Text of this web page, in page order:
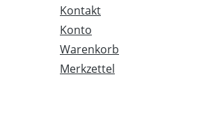
Kontakt
Konto
Warenkorb
Merkzettel